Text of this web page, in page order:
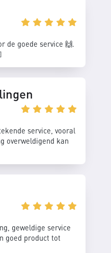
de goede service 🙌.
service, vooral
overweldigend kan
geweldige service
goed product tot